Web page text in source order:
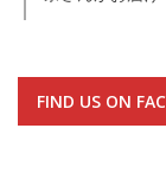
FIND US ON